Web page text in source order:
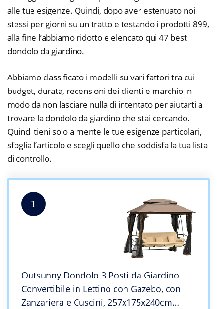
alle tue esigenze. Quindi, dopo aver estenuato noi
stessi per giorni su un tratto e testando i prodotti 899,
alla fine l’abbiamo ridotto e elencato qui 47 best
dondolo da giardino.
Abbiamo classificato i modelli su vari fattori tra cui
budget, durata, recensioni dei clienti e marchio in
modo da non lasciare nulla di intentato per aiutarti a
trovare la dondolo da giardino che stai cercando.
Quindi tieni solo a mente le tue esigenze particolari,
sfoglia l’articolo e scegli quello che soddisfa la tua lista
di controllo.
1
Outsunny Dondolo 3 Posti da Giardino
Convertibile in Lettino con Gazebo, con
Zanzariera e Cuscini, 257x175x240cm